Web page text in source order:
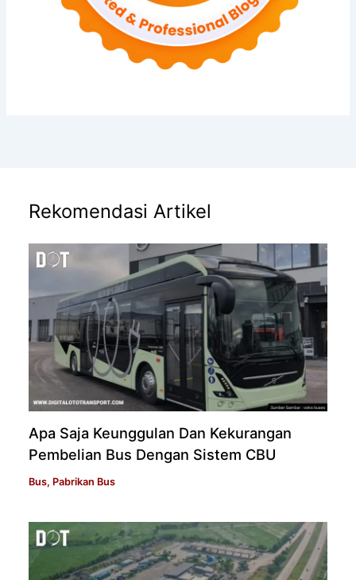
Rekomendasi Artikel
Apa Saja Keunggulan Dan Kekurangan
Pembelian Bus Dengan Sistem CBU
Bus, Pabrikan Bus